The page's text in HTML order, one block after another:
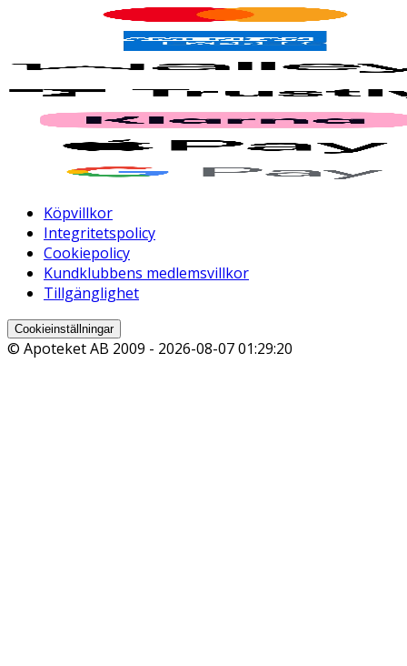
Köpvillkor
Integritetspolicy
Cookiepolicy
Kundklubbens medlemsvillkor
Tillgänglighet
Cookieinställningar
© Apoteket AB 2009 - 2026-08-07 01:29:20